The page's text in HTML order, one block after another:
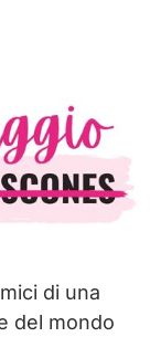
di una
del mondo